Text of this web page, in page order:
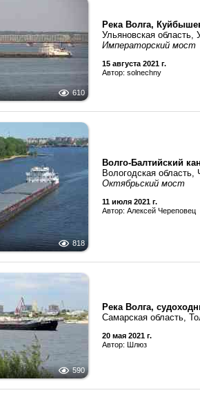
610
Река Волга,
Ульяновская область,
Императорский мост
15 августа 2021 г.
Автор: solnechny
818
Волго-Балтийский
Вологодская область,
Октябрьский мост
11 июля 2021 г.
Автор: Алексей Череповец
590
Река Волга,
Самарская область,
20 мая 2021 г.
Автор: Шлюз